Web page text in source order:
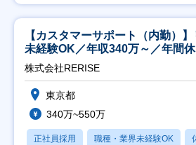
【カスタマーサポート（内勤）
未経験OK／年収340万～／年間休
株式会社RERISE
東京都
340万~550万
正社員採用 職種・業界未経験OK